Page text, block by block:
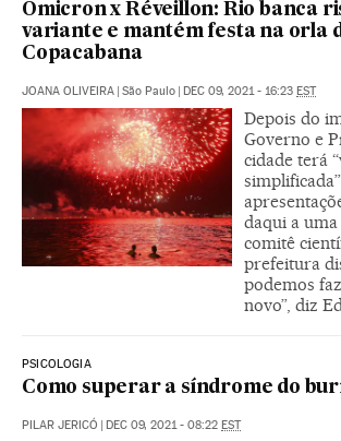
Ômicron x Réveillon: Rio banca
variante e mantém festa na orla
Copacabana
JOANA OLIVEIRA São Paulo DEC 09, 2021 - 16:23 EST
Depois do
Governo e
cidade terá
daqui a uma
comitê
prefeitura
podemos
novo”, diz
PSICOLOGIA
Como superar a síndrome do
PILAR JERICÓ DEC 09, 2021 - 08:22 EST